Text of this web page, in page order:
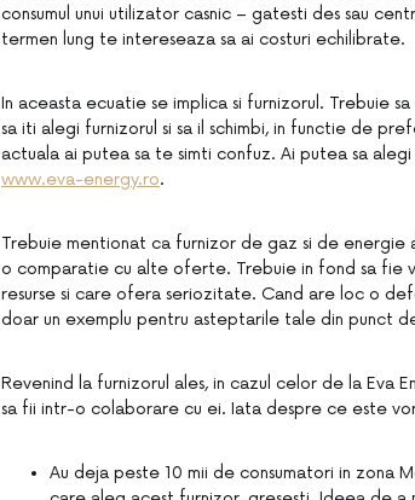
consumul unui utilizator casnic – gatesti des sau
termen lung te intereseaza sa ai costuri echilibrate.
In aceasta ecuatie se implica si furnizorul. Trebuie
sa iti alegi furnizorul si sa il schimbi, in functie de
actuala ai putea sa te simti confuz. Ai putea sa
www.eva-energy.ro.
Trebuie mentionat ca furnizor de gaz si de energie
o comparatie cu alte oferte. Trebuie in fond sa fie
resurse si care ofera seriozitate. Cand are loc o
doar un exemplu pentru asteptarile tale din punct
Revenind la furnizorul ales, in cazul celor de la Eva
sa fii intr-o colaborare cu ei. Iata despre ce este
Au deja peste 10 mii de consumatori in zona